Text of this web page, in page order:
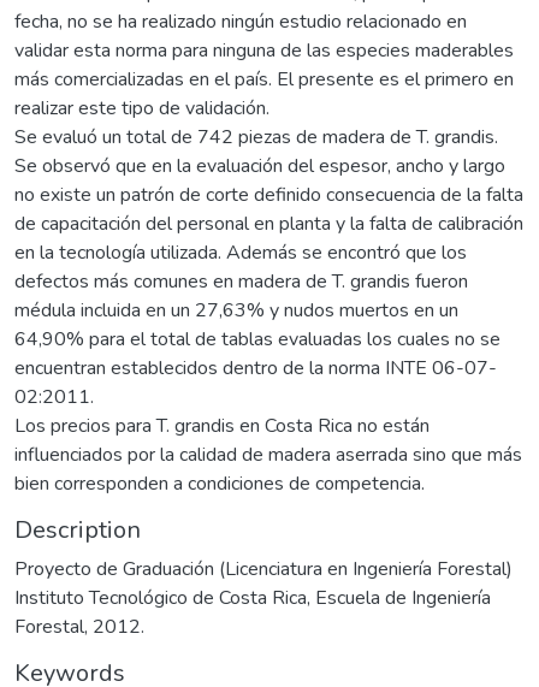
fecha, no se ha realizado ningún estudio relacionado en
validar esta norma para ninguna de las especies maderables
más comercializadas en el país. El presente es el primero en
realizar este tipo de validación.
Se evaluó un total de 742 piezas de madera de T. grandis.
Se observó que en la evaluación del espesor, ancho y largo
no existe un patrón de corte definido consecuencia de la falta
de capacitación del personal en planta y la falta de calibración
en la tecnología utilizada. Además se encontró que los
defectos más comunes en madera de T. grandis fueron
médula incluida en un 27,63% y nudos muertos en un
64,90% para el total de tablas evaluadas los cuales no se
encuentran establecidos dentro de la norma INTE 06-07-
02:2011.
Los precios para T. grandis en Costa Rica no están
influenciados por la calidad de madera aserrada sino que más
bien corresponden a condiciones de competencia.
Description
Proyecto de Graduación (Licenciatura en Ingeniería Forestal)
Instituto Tecnológico de Costa Rica, Escuela de Ingeniería
Forestal, 2012.
Keywords